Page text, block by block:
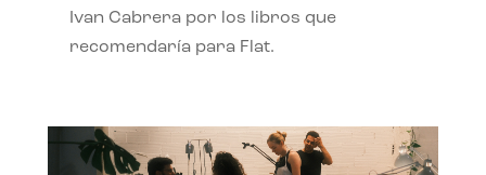
Ivan Cabrera por los libros que
recomendaría para Flat.